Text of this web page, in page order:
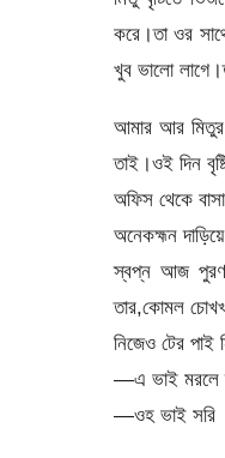
করে।তা ওর
খুব ভালো
আমার আর মিতুর
তাই।ওই দিন
অফিস থেকে
অনেকহ্মন
স্বপ্ন আজ পুরণ
তার,কোমল
নিজেও টের পাই
—এ ভাই মরলে
—ওহ ভাই সরি